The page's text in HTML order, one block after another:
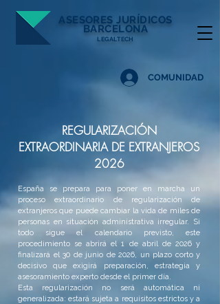
ASESORESJURÍDICOS
BARCELONA
LEGALTECH
COMUNIDAD
REGULARIZACIÓN
EXTRAORDINARIA DE EXTRANJEROS
2026​
España se prepara para poner en marcha un
proceso extraordinario de regularización de
extranjeros que puede cambiar la vida de miles de
personas en situación administrativa irregular. Si
todo sigue el calendario previsto, este
procedimiento se abrirá el 1 de abril de 2026 y
finalizará el 30 de junio de 2026, un plazo corto y
decisivo que exigirá preparación, estrategia y
asesoramiento experto desde el primer día.
Esta regularización no será automática ni
generalizada: estará sujeta a requisitos estrictos y a